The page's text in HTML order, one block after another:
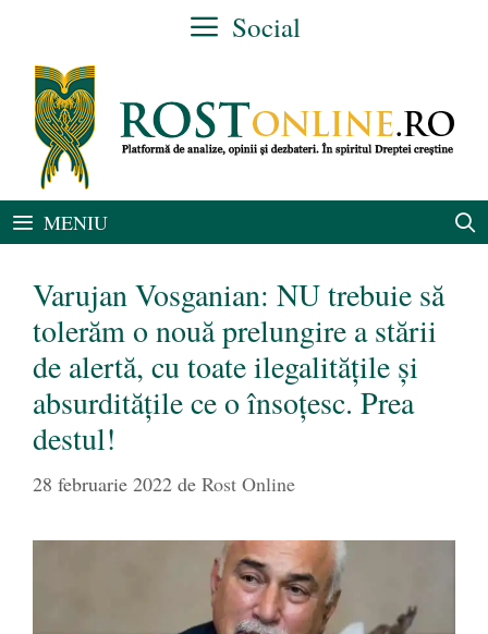
conținut
Social
MENIU
Varujan Vosganian: NU trebuie să
tolerăm o nouă prelungire a stării
de alertă, cu toate ilegalitățile și
absurditățile ce o însoțesc. Prea
destul!
28 februarie 2022 de Rost Online